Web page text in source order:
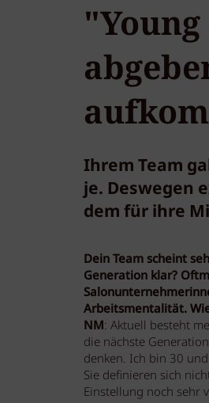
Ihrem Team
je. Deswegen
dem für ihre
Dein Team scheint
Generation klar?
Arbeitsmentalität.
NM: Aktuell besteht
die nächste
denken. Ich bin 30
Sie definieren sich
Einstellung noch sehr